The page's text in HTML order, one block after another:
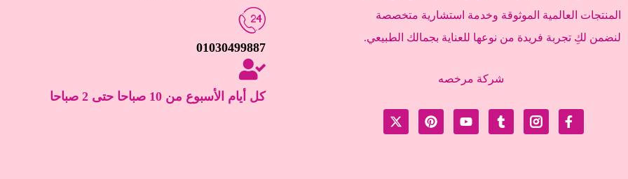
المنتجات العالمية الموثوقة وخدمة استشارية متخصصة
لنضمن لكِ تجربة فريدة من نوعها للعناية بجمالك الطبيعي.
شركة مرخصه
01030499887
كل أيام الأسبوع من 10 صباحا حتى 2 صباحا